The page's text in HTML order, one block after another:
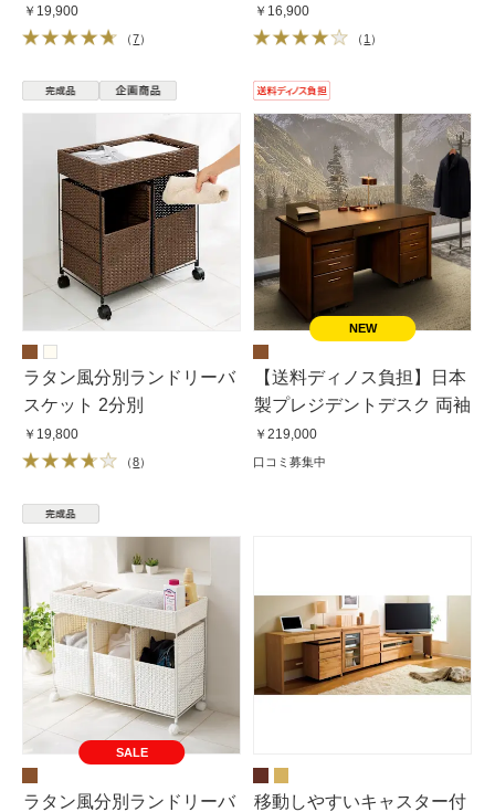
￥19,900
（7）
￥16,900
（ 1 ）
ラタン風分別ランドリーバ
スケット 2分別
￥19,800
（8）
【送料ディノス負担】日本
製プレジデントデスク 両袖
￥219,000
口コミ募集中
SALE
ラタン風分別ランドリーバ
移動しやすいキャスター付